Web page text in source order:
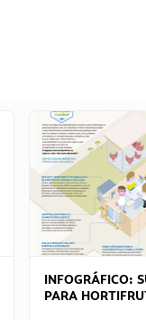
INFOGRÁFICO:
PARA